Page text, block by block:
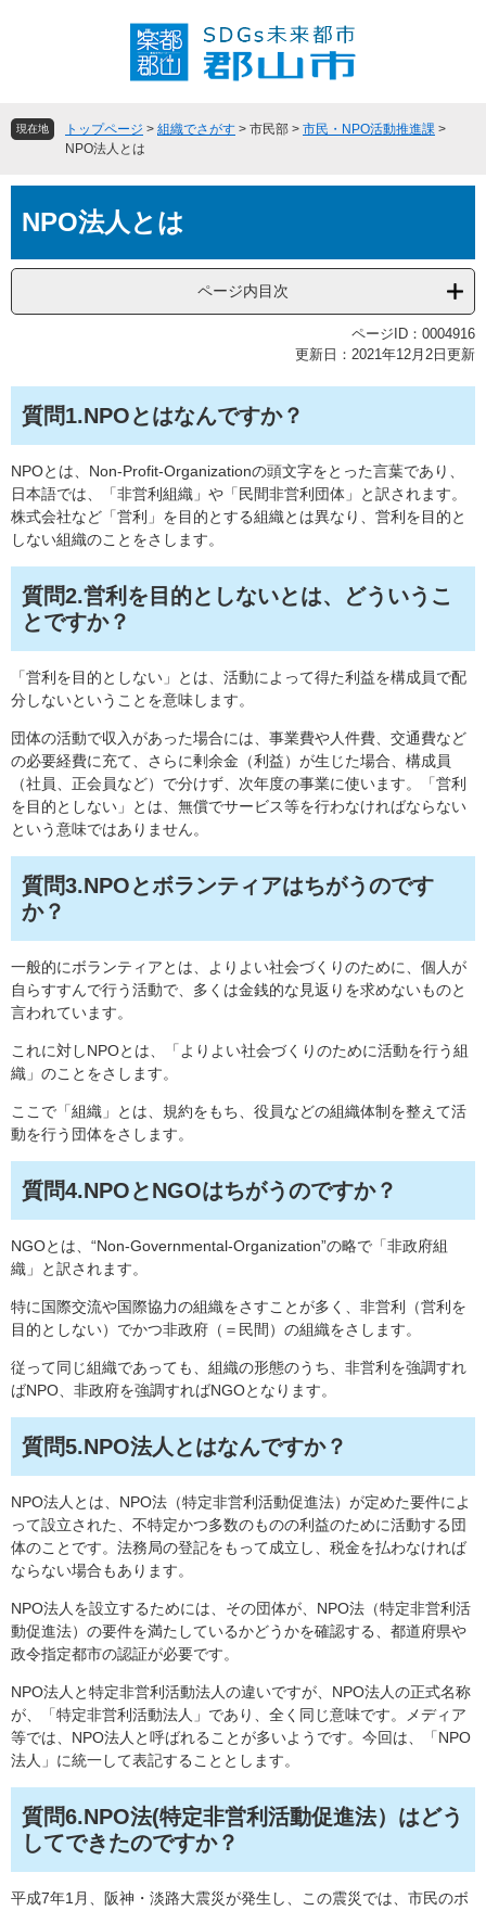
頭
飛
へ
現在地 トップページ > 組織でさがす > 市民部 > 市民・NPO活動推進課 >
NPO法人とは
NPO法人とは
ページ内目次
ページID：0004916
更新日：2021年12月2日更新
質問1.NPOとはなんですか？
NPOとは、Non-Profit-Organizationの頭文字をとった言葉であり、
日本語では、「非営利組織」や「民間非営利団体」と訳されます。
株式会社など「営利」を目的とする組織とは異なり、営利を目的と
しない組織のことをさします。
質問2.営利を目的としないとは、どういうこ
とですか？
「営利を目的としない」とは、活動によって得た利益を構成員で配
分しないということを意味します。
団体の活動で収入があった場合には、事業費や人件費、交通費など
の必要経費に充て、さらに剰余金（利益）が生じた場合、構成員
（社員、正会員など）で分けず、次年度の事業に使います。「営利
を目的としない」とは、無償でサービス等を行わなければならない
という意味ではありません。
質問3.NPOとボランティアはちがうのです
か？
一般的にボランティアとは、よりよい社会づくりのために、個人が
自らすすんで行う活動で、多くは金銭的な見返りを求めないものと
言われています。
これに対しNPOとは、「よりよい社会づくりのために活動を行う組
織」のことをさします。
ここで「組織」とは、規約をもち、役員などの組織体制を整えて活
動を行う団体をさします。
質問4.NPOとNGOはちがうのですか？
NGOとは、“Non-Governmental-Organization”の略で「非政府組
織」と訳されます。
特に国際交流や国際協力の組織をさすことが多く、非営利（営利を
目的としない）でかつ非政府（＝民間）の組織をさします。
従って同じ組織であっても、組織の形態のうち、非営利を強調すれ
ばNPO、非政府を強調すればNGOとなります。
質問5.NPO法人とはなんですか？
NPO法人とは、NPO法（特定非営利活動促進法）が定めた要件によ
って設立された、不特定かつ多数のものの利益のために活動する団
体のことです。法務局の登記をもって成立し、税金を払わなければ
ならない場合もあります。
NPO法人を設立するためには、その団体が、NPO法（特定非営利活
動促進法）の要件を満たしているかどうかを確認する、都道府県や
政令指定都市の認証が必要です。
NPO法人と特定非営利活動法人の違いですが、NPO法人の正式名称
が、「特定非営利活動法人」であり、全く同じ意味です。メディア
等では、NPO法人と呼ばれることが多いようです。今回は、「NPO
法人」に統一して表記することとします。
質問6.NPO法(特定非営利活動促進法）はどう
してできたのですか？
平成7年1月、阪神・淡路大震災が発生し、この震災では、市民のボ